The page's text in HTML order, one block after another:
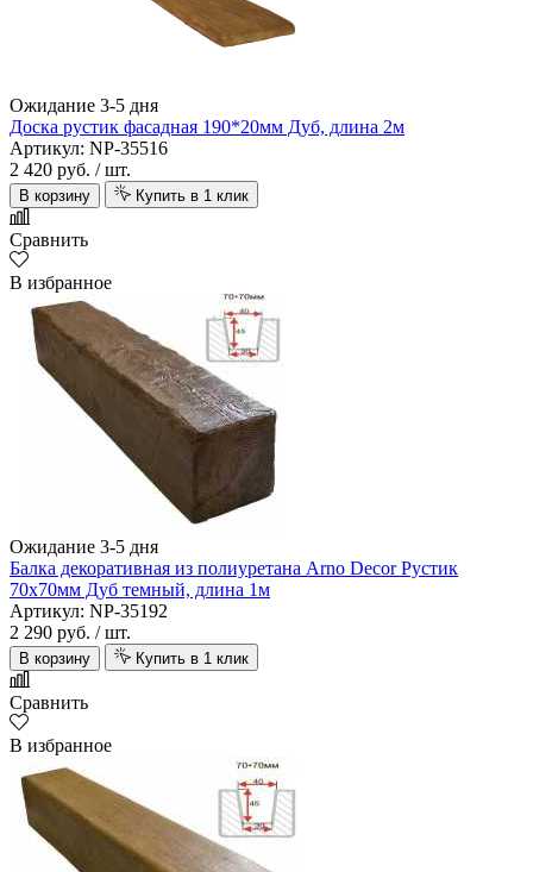
Ожидание 3-5 дня
Доска рустик фасадная 190*20мм Дуб, длина 2м
Артикул: NP-35516
2 420 руб. / шт.
В корзину Купить в 1 клик
Сравнить
В избранное
Ожидание 3-5 дня
Балка декоративная из полиуретана Arno Decor Рустик
70х70мм Дуб темный, длина 1м
Артикул: NP-35192
2 290 руб. / шт.
В корзину Купить в 1 клик
Сравнить
В избранное